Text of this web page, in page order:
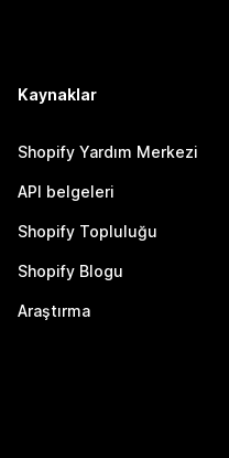
Kaynaklar
Shopify Yardım Merkezi
API belgeleri
Shopify Topluluğu
Shopify Blogu
Araştırma